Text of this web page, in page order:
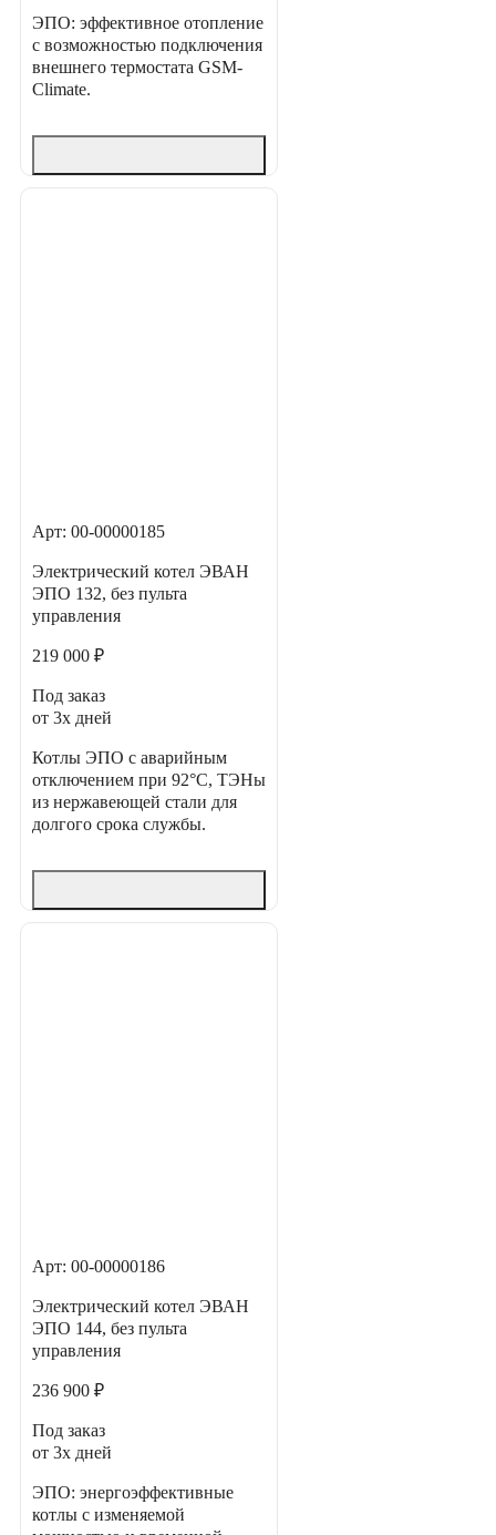
ЭПО: эффективное отопление
с возможностью подключения
внешнего термостата GSM-
Climate.
Арт: 00-00000185
Электрический котел ЭВАН
ЭПО 132, без пульта
управления
219 000 ₽
Под заказ
от 3х дней
Котлы ЭПО с аварийным
отключением при 92°C, ТЭНы
из нержавеющей стали для
долгого срока службы.
Арт: 00-00000186
Электрический котел ЭВАН
ЭПО 144, без пульта
управления
236 900 ₽
Под заказ
от 3х дней
ЭПО: энергоэффективные
котлы с изменяемой